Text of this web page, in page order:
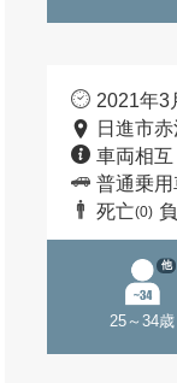
2021年3
日進市
車両相
普通乗用
死亡(0)
25～34歳
他